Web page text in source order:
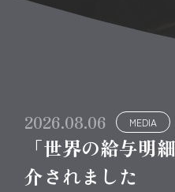
2026.08.06 MEDIA
「世界の給与明
介されました